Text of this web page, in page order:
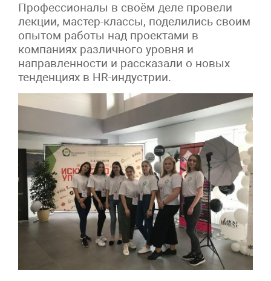
Профессионалы в своём деле провели
лекции, мастер-классы, поделились своим
опытом работы над проектами в
компаниях различного уровня и
направленности и рассказали о новых
тенденциях в HR-индустрии.